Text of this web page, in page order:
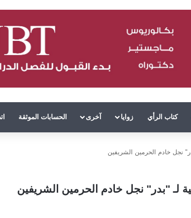
كتاب الرأي زوايا آخرى الحسابات الموثقة
نجل خادم الحرمين الشريفين
لـ "بدر" نجل خادم الحرمين الشريفين